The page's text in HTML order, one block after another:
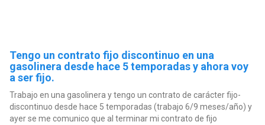
Tengo un contrato fijo discontinuo en una
gasolinera desde hace 5 temporadas y ahora voy
a ser fijo.
Trabajo en una gasolinera y tengo un contrato de carácter fijo-
discontinuo desde hace 5 temporadas (trabajo 6/9 meses/año) y
ayer se me comunico que al terminar mi contrato de fijo